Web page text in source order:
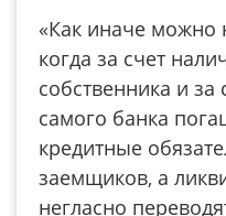
«Как иначе можно
когда за счет
собственника и за
самого банка
кредитные
заемщиков, а
негласно